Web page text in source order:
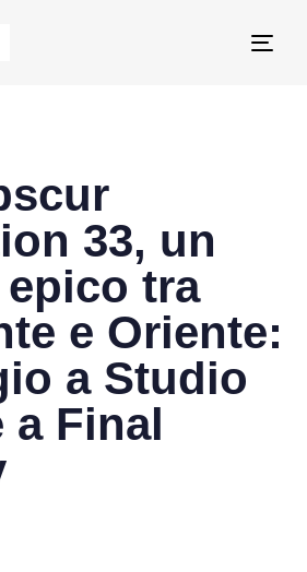
33, un
tra
e Oriente:
a Studio
a Final